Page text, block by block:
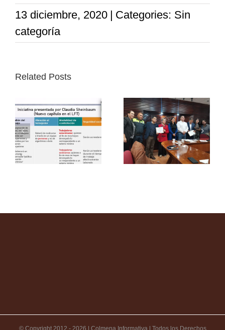
13 diciembre, 2020 | Categories: Sin
categoría
Related Posts
© Copyright 2012 - 2026 | Colmena Informativa | Todos los Derechos